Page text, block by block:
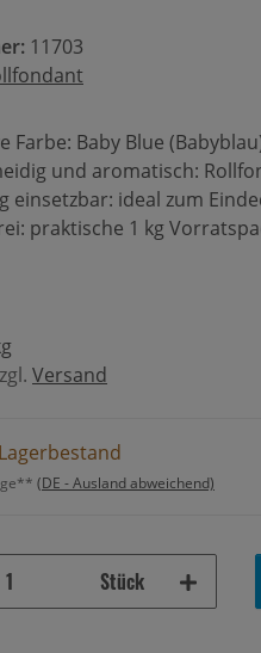
11703
Farbe: Baby Blue
und aromatisch:
einsetzbar: ideal zum
praktische 1 kg
Versand
(DE - Ausland abweichend)
Stück